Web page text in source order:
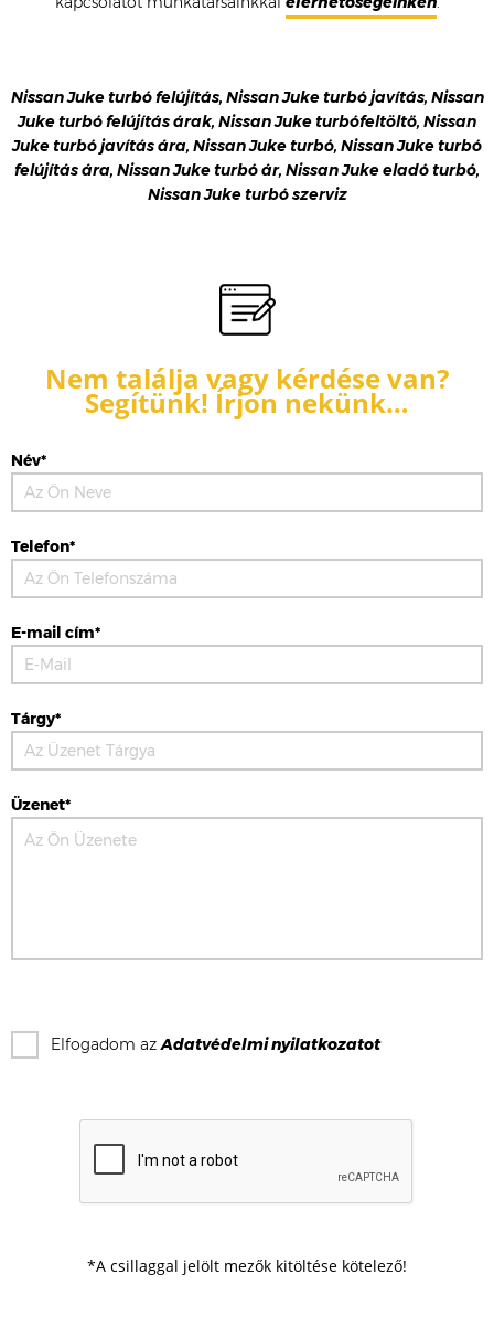
Nissan Juke turbó felújítás, Nissan Juke turbó javítás, Nissan
Juke turbó felújítás árak, Nissan Juke turbófeltöltő, Nissan
Juke turbó javítás ára, Nissan Juke turbó, Nissan Juke turbó
felújítás ára, Nissan Juke turbó ár, Nissan Juke eladó turbó,
Nissan Juke turbó szerviz
Nem találja vagy kérdése van?
Segítünk! Írjon nekünk…
Név*
Telefon*
E-mail cím*
Tárgy*
Üzenet*
Elfogadom azAdatvédelmi nyilatkozatot
*A csillaggal jelölt mezők kitöltése kötelező!